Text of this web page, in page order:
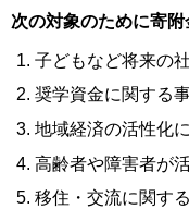
次の対象のために寄
子どもなど将来の
奨学資金に関する
地域経済の活性化
高齢者や障害者が
移住・交流に関す